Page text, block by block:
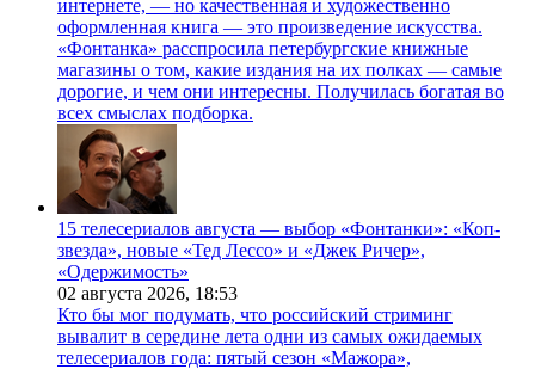
интернете, — но качественная и художественно
оформленная книга — это произведение искусства.
«Фонтанка» расспросила петербургские книжные
магазины о том, какие издания на их полках — самые
дорогие, и чем они интересны. Получилась богатая во
всех смыслах подборка.
15 телесериалов августа — выбор «Фонтанки»: «Коп-
звезда», новые «Тед Лессо» и «Джек Ричер»,
«Одержимость»
02 августа 2026, 18:53
Кто бы мог подумать, что российский стриминг
вывалит в середине лета одни из самых ожидаемых
телесериалов года: пятый сезон «Мажора»,